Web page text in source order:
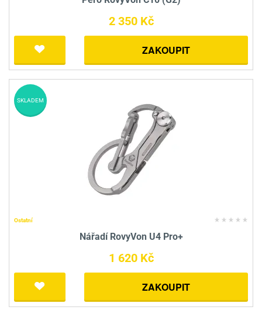
2 350 Kč
ZAKOUPIT
Ostatní
Nářadí RovyVon U4 Pro+
1 620 Kč
ZAKOUPIT
SKLADEM